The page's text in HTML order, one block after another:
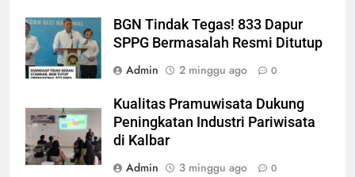
BGN Tindak Tegas! 833 Dapur
SPPG Bermasalah Resmi Ditutup
Admin
2 minggu ago 0
Kualitas Pramuwisata Dukung
Peningkatan Industri Pariwisata
di Kalbar
Admin
3 minggu ago 0